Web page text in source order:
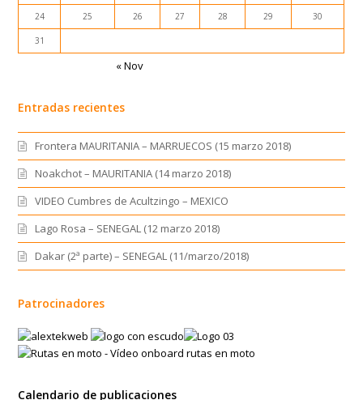
24 25 26 27 28 29 30
31
« Nov
Entradas recientes
Frontera MAURITANIA – MARRUECOS (15 marzo 2018)
Noakchot – MAURITANIA (14 marzo 2018)
VIDEO Cumbres de Acultzingo – MEXICO
Lago Rosa – SENEGAL (12 marzo 2018)
Dakar (2ª parte) – SENEGAL (11/marzo/2018)
Patrocinadores
Calendario de publicaciones